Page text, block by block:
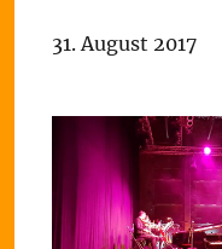
31. August 2017